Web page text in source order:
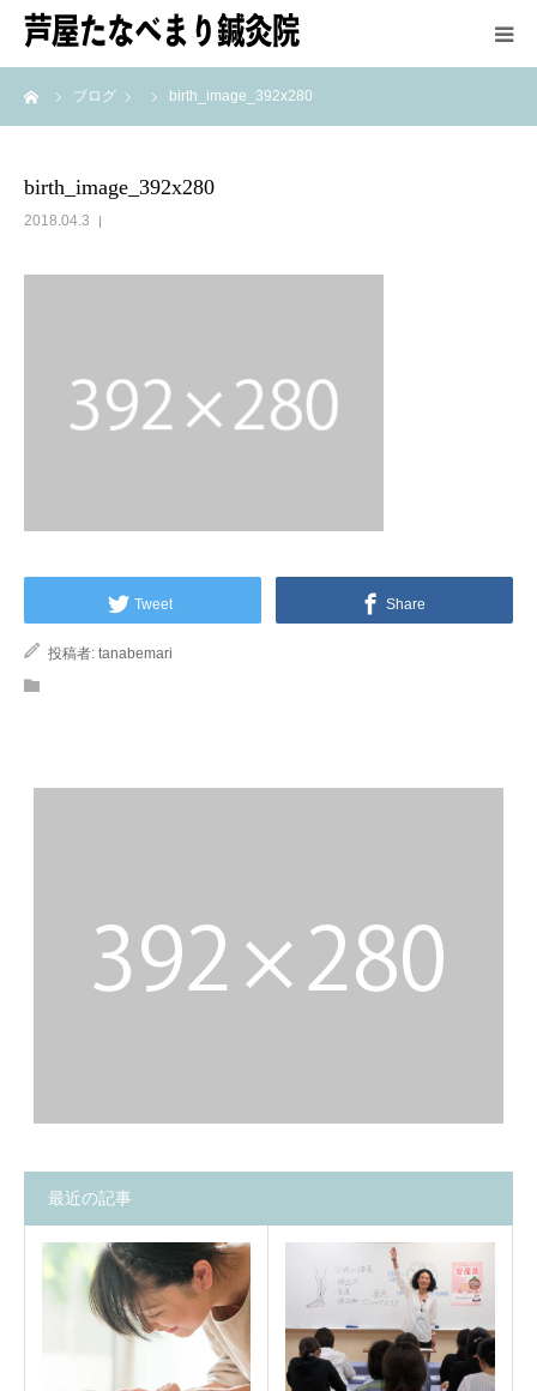
ブログ birth_image_392x280
birth_image_392x280
2018.04.3
Tweet Share
投稿者: tanabemari
最近の記事
HOME
アクセス